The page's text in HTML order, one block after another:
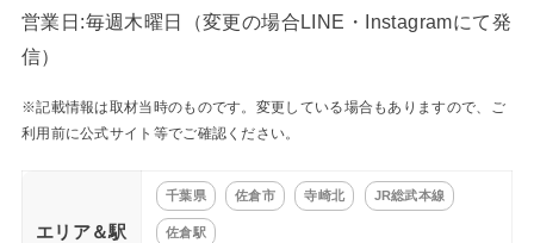
営業日:毎週木曜日（変更の場合LINE・Instagramにて発
信）
※記載情報は取材当時のものです。変更している場合もありますので、ご
利用前に公式サイト等でご確認ください。
エリア＆駅
千葉県 佐倉市 寺崎北 JR総武本線
佐倉駅